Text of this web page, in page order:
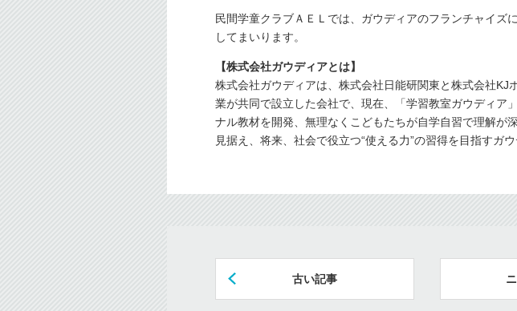
民間学童クラブＡＥＬでは、ガウディアのフランチャイ
してまいります。
【株式会社ガウディアとは】
株式会社ガウディアは、株式会社日能研関東と株式会社
業が共同で設立した会社で、現在、「学習教室ガウディア
ナル教材を開発、無理なくこどもたちが自学自習で理解が
見据え、将来、社会で役立つ“使える力”の習得を目指すガ
古い記事